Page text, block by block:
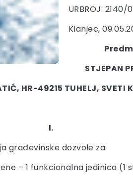
URBROJ:
Klanjec,
STJEPAN
HR-49215 TUHELJ, SVETI
I.
građevinske dozvole za:
– 1 funkcionalna jedinica (1